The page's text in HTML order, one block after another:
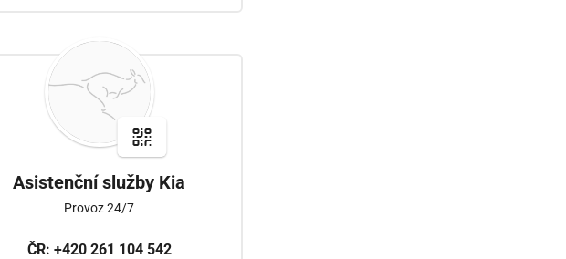
Asistenční služby Kia
Provoz 24/7
ČR: +420 261 104 542